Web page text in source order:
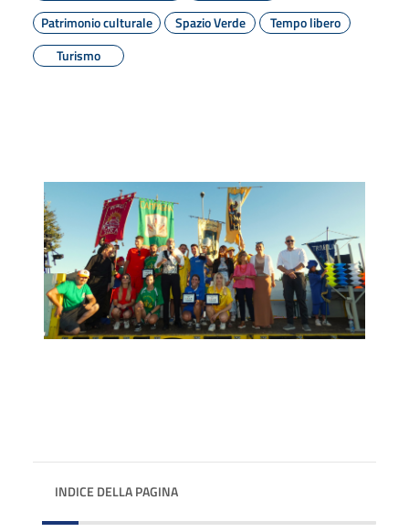
Patrimonio culturale
Spazio Verde
Tempo libero
Turismo
INDICE DELLA PAGINA